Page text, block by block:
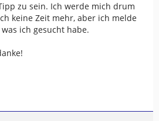
zu sein. Ich werde mich drum
keine Zeit mehr, aber ich melde
ich gesucht habe.